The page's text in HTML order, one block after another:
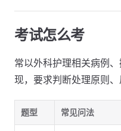
考试怎么考
常以外科护理相关病例
现，要求判断处理原则、
题型 常见问法